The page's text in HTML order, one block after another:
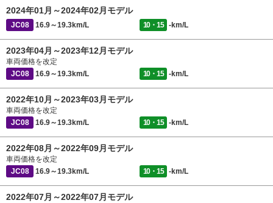
2024年01月～2024年02月モデル
JC08 16.9～19.3km/L 10・15 -km/L
2023年04月～2023年12月モデル
車両価格を改定
JC08
16.9～19.3km/L 10・15 -km/L
2022年10月～2023年03月モデル
車両価格を改定
JC08
16.9～19.3km/L 10・15 -km/L
2022年08月～2022年09月モデル
車両価格を改定
JC08
16.9～19.3km/L 10・15 -km/L
2022年07月～2022年07月モデル